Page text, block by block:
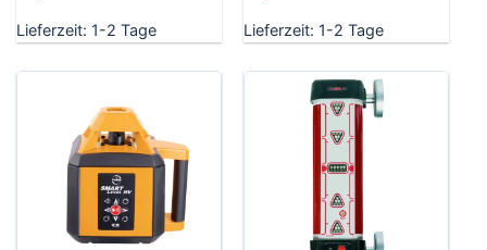
Lieferzeit: 1-2 Tage Lieferzeit: 1-2 Tage